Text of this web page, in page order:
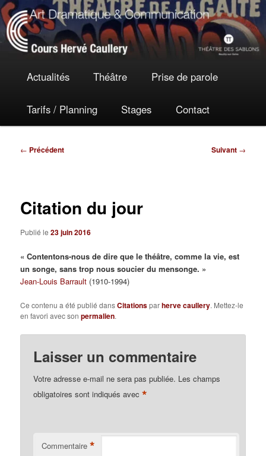
Aller
au
contenu
principal
Actualités
principalActualités Théâtre Prise de parole
Tarifs / Planning Stages Contact
Navigation
← Précédent Suivant →
Citation du jour
Publié le23 juin 2016
« Contentons-nous de dire que le théâtre, comme la vie, est
un songe, sans trop nous soucier du mensonge. »
Jean-Louis Barrault (1910-1994)
Ce contenu a été publié dansCitationsparherve caullery. Mettez-le
en favori avec sonpermalien.
Laisser un commentaire
Votre adresse e-mail ne sera pas publiée. Les champs
obligatoires sont indiqués avec*
Commentaire *